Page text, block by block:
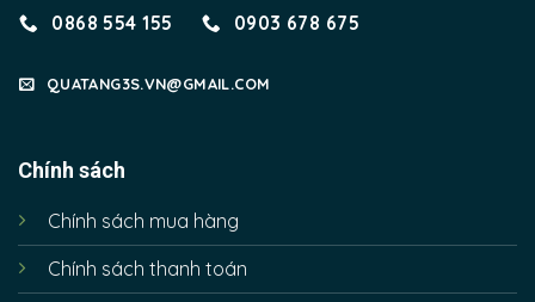
0868 554 155 0903 678 675
QUATANG3S.VN@GMAIL.COM
Chính sách
Chính sách mua hàng
Chính sách thanh toán